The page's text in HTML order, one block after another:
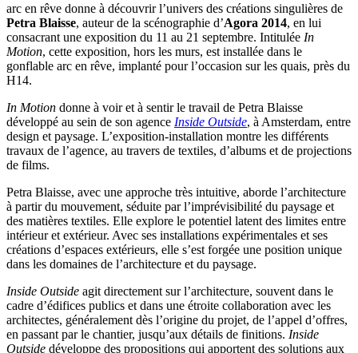
arc en rêve donne à découvrir l’univers des créations singulières de
Petra Blaisse, auteur de la scénographie d’Agora 2014, en lui
consacrant une exposition du 11 au 21 septembre. Intitulée In
Motion, cette exposition, hors les murs, est installée dans le
gonflable arc en rêve, implanté pour l’occasion sur les quais, près du
H14.
In Motion donne à voir et à sentir le travail de Petra Blaisse
développé au sein de son agence Inside Outside, à Amsterdam, entre
design et paysage. L’exposition-installation montre les différents
travaux de l’agence, au travers de textiles, d’albums et de projections
de films.
Petra Blaisse, avec une approche très intuitive, aborde l’architecture
à partir du mouvement, séduite par l’imprévisibilité du paysage et
des matières textiles. Elle explore le potentiel latent des limites entre
intérieur et extérieur. Avec ses installations expérimentales et ses
créations d’espaces extérieurs, elle s’est forgée une position unique
dans les domaines de l’architecture et du paysage.
Inside Outside agit directement sur l’architecture, souvent dans le
cadre d’édifices publics et dans une étroite collaboration avec les
architectes, généralement dès l’origine du projet, de l’appel d’offres,
en passant par le chantier, jusqu’aux détails de finitions. Inside
Outside développe des propositions qui apportent des solutions aux